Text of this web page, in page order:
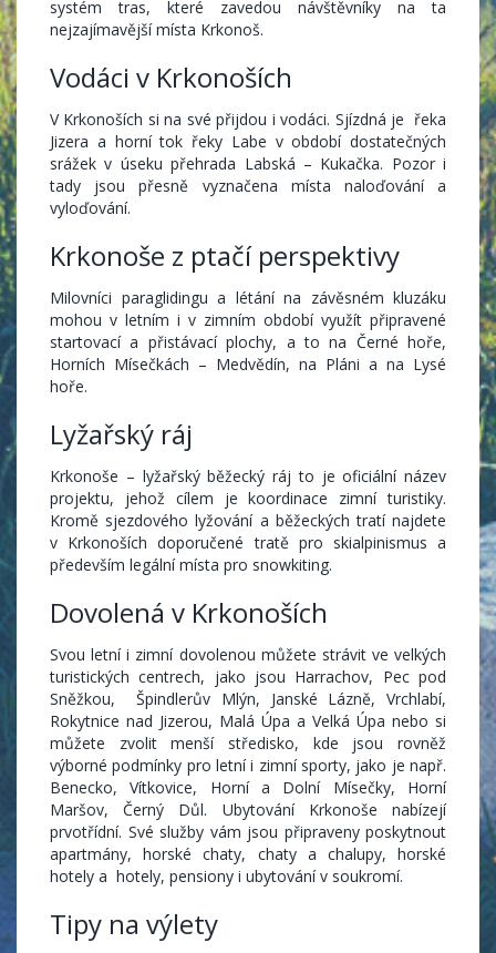
systém tras, které zavedou návštěvníky na ta
nejzajímavější místa Krkonoš.
Vodáci v Krkonoších
V Krkonoších si na své přijdou i vodáci. Sjízdná je řeka
Jizera a horní tok řeky Labe v období dostatečných
srážek v úseku přehrada Labská – Kukačka. Pozor i
tady jsou přesně vyznačena místa naloďování a
vyloďování.
Krkonoše z ptačí perspektivy
Milovníci paraglidingu a létání na závěsném kluzáku
mohou v letním i v zimním období využít připravené
startovací a přistávací plochy, a to na Černé hoře,
Horních Mísečkách – Medvědín, na Pláni a na Lysé
hoře.
Lyžařský ráj
Krkonoše – lyžařský běžecký ráj to je oficiální název
projektu, jehož cílem je koordinace zimní turistiky.
Kromě sjezdového lyžování a běžeckých tratí najdete
v Krkonoších doporučené tratě pro skialpinismus a
především legální místa pro snowkiting.
Dovolená v Krkonoších
Svou letní i zimní dovolenou můžete strávit ve velkých
turistických centrech, jako jsou Harrachov, Pec pod
Sněžkou, Špindlerův Mlýn, Janské Lázně, Vrchlabí,
Rokytnice nad Jizerou, Malá Úpa a Velká Úpa nebo si
můžete zvolit menší středisko, kde jsou rovněž
výborné podmínky pro letní i zimní sporty, jako je např.
Benecko, Vítkovice, Horní a Dolní Mísečky, Horní
Maršov, Černý Důl. Ubytování Krkonoše nabízejí
prvotřídní. Své služby vám jsou připraveny poskytnout
apartmány, horské chaty, chaty a chalupy, horské
hotely a hotely, pensiony i ubytování v soukromí.
Tipy na výlety